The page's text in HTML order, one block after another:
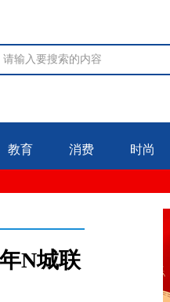
教育 消费 时尚
N城联